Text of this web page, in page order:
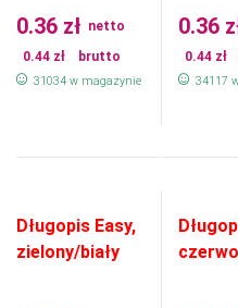
0.36 zł netto
0.44 zł brutto
31034 w magazynie
0.36
0.44 zł
34117
Długopis Easy,
zielony/biały